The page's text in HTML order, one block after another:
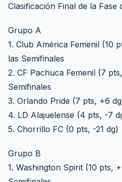
Clasificación Final de la Fase
Grupo A
1. Club América Femenil (10
las Semifinales
2. CF Pachuca Femenil (7
Semifinales
3. Orlando Pride (7 pts, +6
4. LD Alajuelense (4 pts, -7
5. Chorrillo FC (0 pts, -21 dg)
Grupo B
1. Washington Spirit (10 pts,